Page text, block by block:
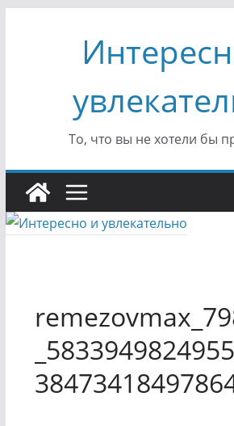
содержимому
То, что вы не хотели бы